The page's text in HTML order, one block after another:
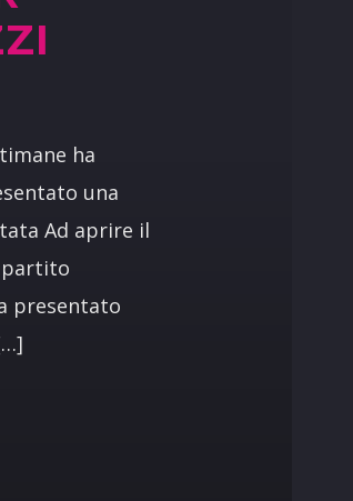
ha
una
Ad aprire il
partito
presentato